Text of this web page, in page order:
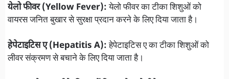
येलो फीवर (Yellow Fever):येलो फीवर का टीका शिशुओं को
वायरस जनित बुखार से सुरक्षा प्रदान करने के लिए दिया जाता है।
हेपेटाइटिस ए (Hepatitis A):हेपेटाइटिस ए का टीका शिशुओं को
लीवर संक्रमण से बचाने के लिए दिया जाता है।